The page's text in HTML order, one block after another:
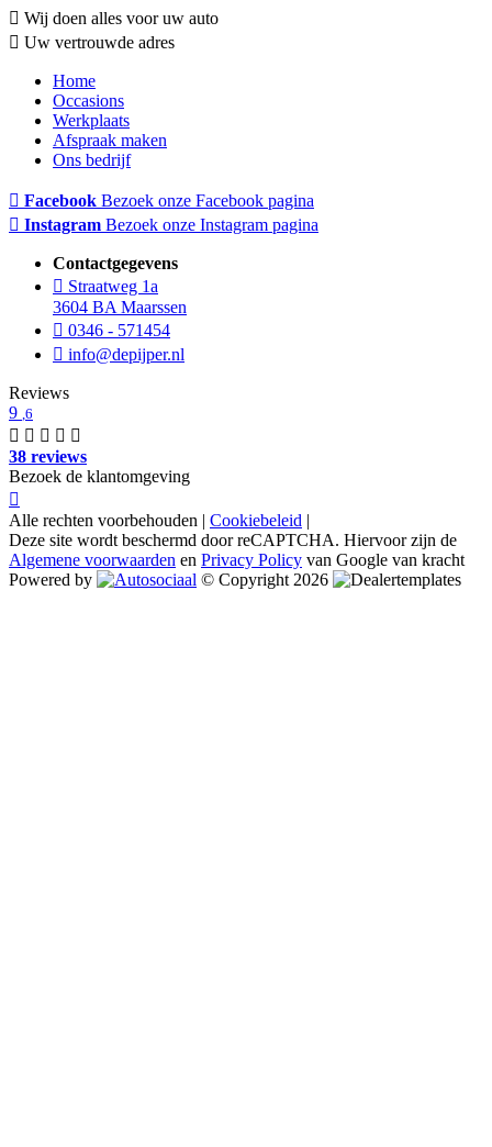
Wij doen alles voor uw auto
Uw vertrouwde adres
Home
Occasions
Werkplaats
Afspraak maken
Ons bedrijf
Facebook Bezoek onze Facebook pagina
Instagram Bezoek onze Instagram pagina
Contactgegevens
Straatweg 1a
3604 BA Maarssen
0346 - 571454
info@depijper.nl
Reviews
9 ,6
38 reviews
Bezoek de klantomgeving
Alle rechten voorbehouden | Cookiebeleid |
Deze site wordt beschermd door reCAPTCHA. Hiervoor zijn de
Algemene voorwaarden en Privacy Policy van Google van kracht
Powered by
© Copyright 2026